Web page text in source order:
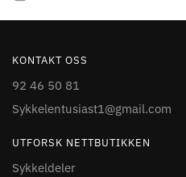
KONTAKT OSS
92 46 50 81
Sykkelentusiast1@gmail.com
UTFORSK NETTBUTIKKEN
Sykkeldeler